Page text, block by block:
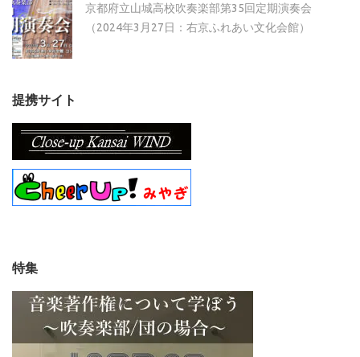
京都府立山城高校吹奏楽部第35回定期演奏会
（2024年3月27日：右京ふれあい文化会館）
提携サイト
特集